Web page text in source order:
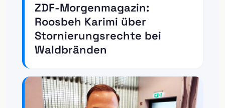
ZDF-Morgenmagazin:
Roosbeh Karimi über
Stornierungsrechte bei
Waldbränden